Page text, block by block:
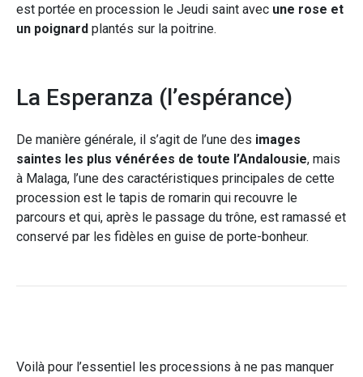
est portée en procession le Jeudi saint avec une rose et
un poignard plantés sur la poitrine.
La Esperanza (l’espérance)
De manière générale, il s’agit de l’une des images
saintes les plus vénérées de toute l’Andalousie, mais
à Malaga, l’une des caractéristiques principales de cette
procession est le tapis de romarin qui recouvre le
parcours et qui, après le passage du trône, est ramassé et
conservé par les fidèles en guise de porte-bonheur.
Voilà pour l’essentiel les processions à ne pas manquer